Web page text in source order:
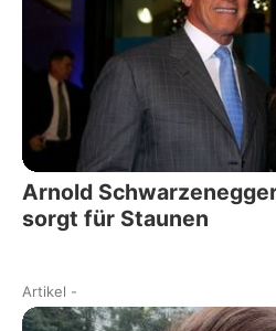
Arnold
sorgt für Staunen
Artikel -